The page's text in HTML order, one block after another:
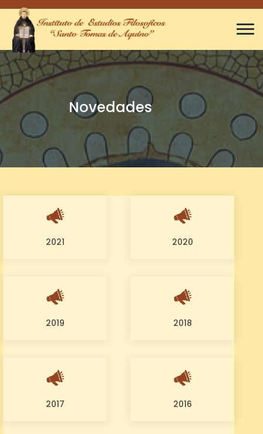
Novedades
2021 2020
2019 2018
2017 2016